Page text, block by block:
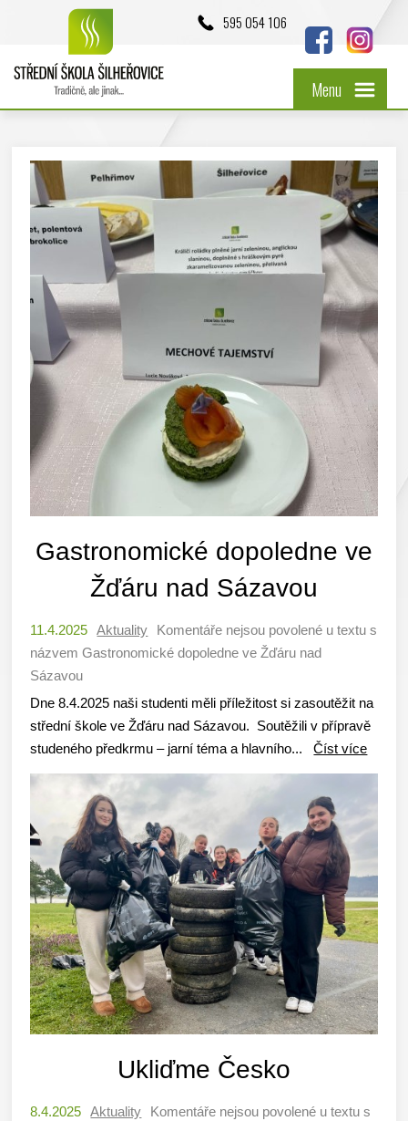
595 054 106
Menu
Gastronomické dopoledne ve
Žďáru nad Sázavou
11.4.2025 Aktuality Komentáře nejsou povolené u textu s
názvem Gastronomické dopoledne ve Žďáru nad
Sázavou
Dne 8.4.2025 naši studenti měli příležitost si zasoutěžit na
střední škole ve Žďáru nad Sázavou. Soutěžili v přípravě
studeného předkrmu – jarní téma a hlavního...Číst více
Ukliďme Česko
8.4.2025 Aktuality Komentáře nejsou povolené u textu s